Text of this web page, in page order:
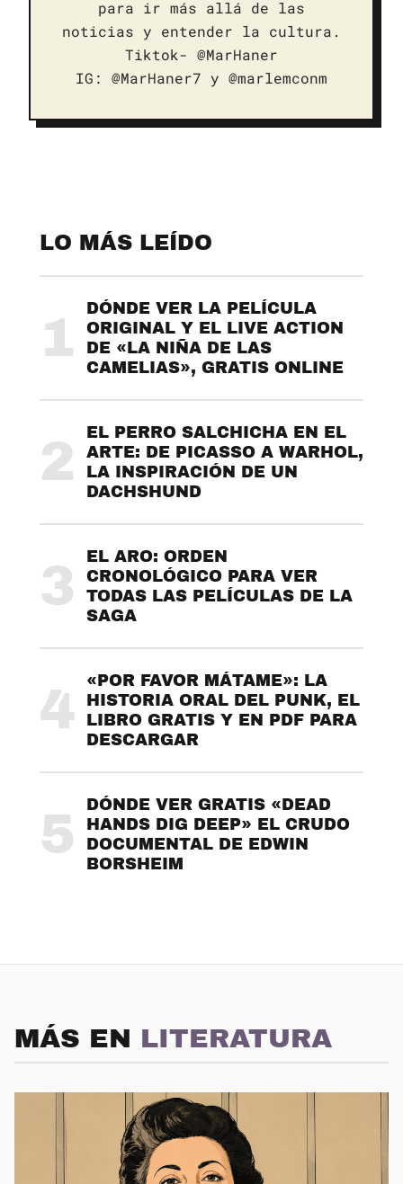
para ir más allá de las
noticias y entender la cultura.
Tiktok- @MarHaner
IG: @MarHaner7 y @marlemconm
LO MÁS LEÍDO
1
DÓNDE VER LA PELÍCULA
ORIGINAL Y EL LIVE ACTION
DE «LA NIÑA DE LAS
CAMELIAS», GRATIS ONLINE
2
EL PERRO SALCHICHA EN EL
ARTE: DE PICASSO A WARHOL,
LA INSPIRACIÓN DE UN
DACHSHUND
3
EL ARO: ORDEN
CRONOLÓGICO PARA VER
TODAS LAS PELÍCULAS DE LA
SAGA
4
«POR FAVOR MÁTAME»: LA
HISTORIA ORAL DEL PUNK, EL
LIBRO GRATIS Y EN PDF PARA
DESCARGAR
5
DÓNDE VER GRATIS «DEAD
HANDS DIG DEEP» EL CRUDO
DOCUMENTAL DE EDWIN
BORSHEIM
MÁS EN LITERATURA